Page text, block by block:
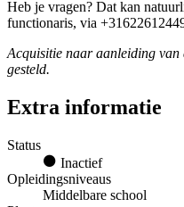
Heb je vragen? Dat kan
functionaris, via
Acquisitie naar aanleiding van
gesteld.
Extra informatie
Status
Inactief
Opleidingsniveaus
Middelbare school